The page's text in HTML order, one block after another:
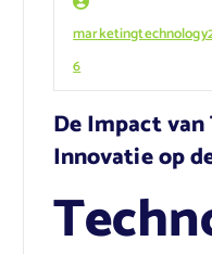
6
De Impact
Innovatie op